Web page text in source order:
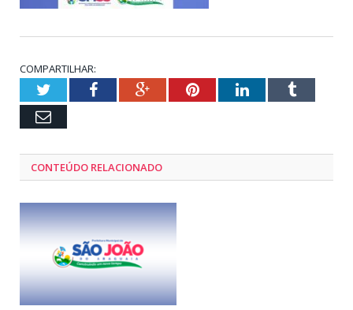
COMPARTILHAR:
TwitterFacebookGoogle+PinterestLinkedInTumblr
Email
CONTEÚDO RELACIONADO